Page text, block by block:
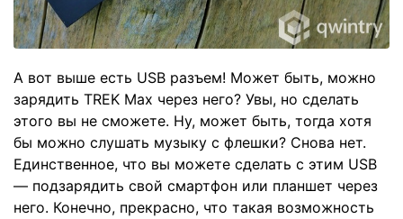
А вот выше есть USB разъем! Может быть, можно
зарядить TREK Max через него? Увы, но сделать
этого вы не сможете. Ну, может быть, тогда хотя
бы можно слушать музыку с флешки? Снова нет.
Единственное, что вы можете сделать с этим USB
— подзарядить свой смартфон или планшет через
него. Конечно, прекрасно, что такая возможность